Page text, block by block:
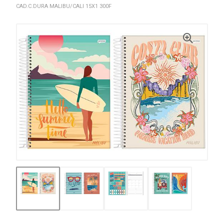
CAD.C.DURA MALIBU/CALI 15X1 300F